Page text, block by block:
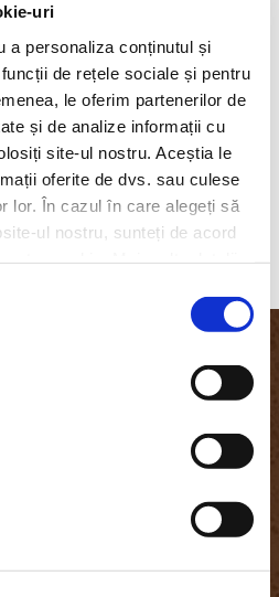
uri
a personaliza conținutul și
de rețele sociale și pentru
le oferim partenerilor de
și de analize informații cu
site-ul nostru. Aceștia le
oferite de dvs. sau culese
lor. În cazul în care alegeți să
ul nostru, sunteți de acord